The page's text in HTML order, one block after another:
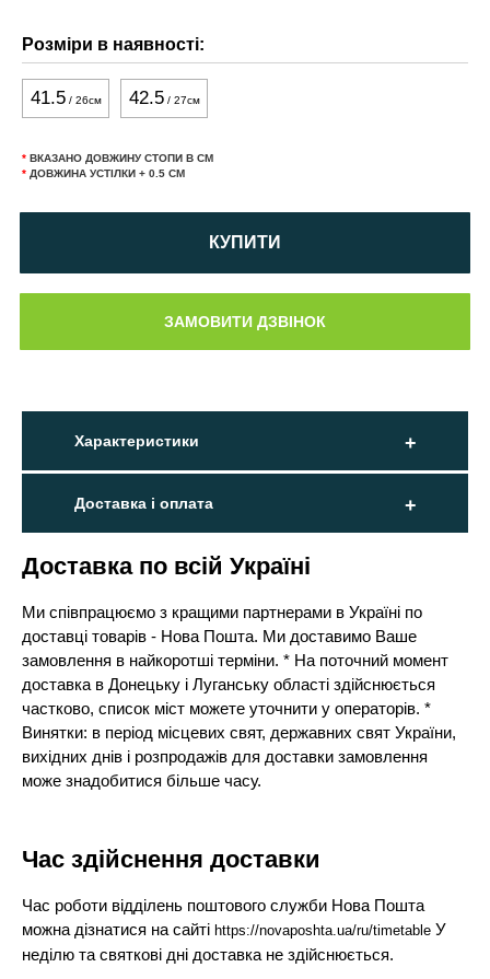
Розміри в наявності:
41.5/ 26см 42.5/ 27см
* ВКАЗАНО ДОВЖИНУ СТОПИ В СМ
* ДОВЖИНА УСТІЛКИ + 0.5 СМ
КУПИТИ
Характеристики
Доставка і оплата
Доставка по всій Україні
Ми співпрацюємо з кращими партнерами в Україні по
доставці товарів - Нова Пошта. Ми доставимо Ваше
замовлення в найкоротші терміни. * На поточний момент
доставка в Донецьку і Луганську області здійснюється
частково, список міст можете уточнити у операторів. *
Винятки: в період місцевих свят, державних свят України,
вихідних днів і розпродажів для доставки замовлення
може знадобитися більше часу.
Час здійснення доставки
Час роботи відділень поштового служби Нова Пошта
можна дізнатися на сайтіhttps://novaposhta.ua/ru/timetable У
неділю та святкові дні доставка не здійснюється.